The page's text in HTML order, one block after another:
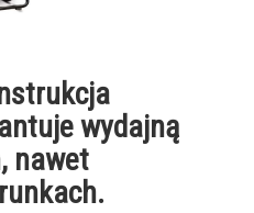
wydajną
nawet